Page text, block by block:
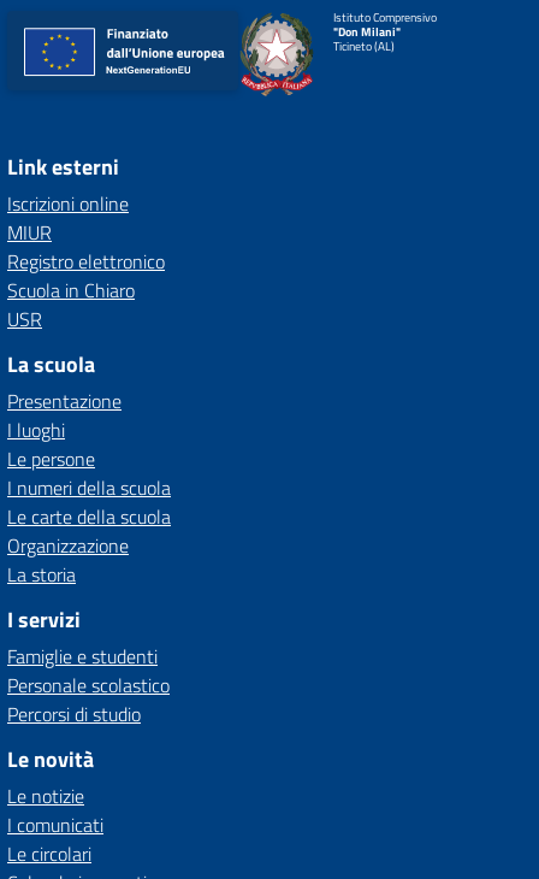
Istituto Comprensivo
"Don Milani"
Ticineto (AL)
Link esterni
Iscrizioni online
MIUR
Registro elettronico
Scuola in Chiaro
USR
La scuola
Presentazione
I luoghi
Le persone
I numeri della scuola
Le carte della scuola
Organizzazione
La storia
I servizi
Famiglie e studenti
Personale scolastico
Percorsi di studio
Le novità
Le notizie
I comunicati
Le circolari